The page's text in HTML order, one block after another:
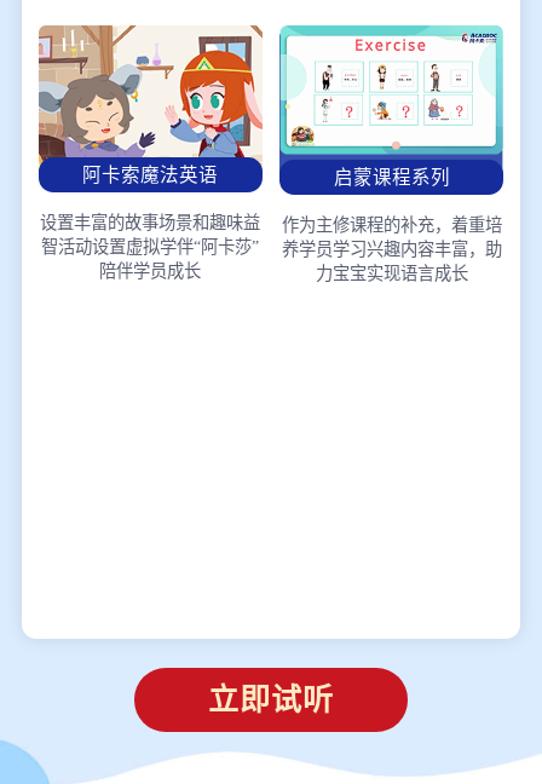
阿卡索魔法英语
设置丰富的故事场景和趣味益
智活动设置虚拟学伴“阿卡莎”
陪伴学员成长
启蒙课程系列
作为主修课程的补充，着重培
养学员学习兴趣内容丰富，助
力宝宝实现语言成长
立即试听